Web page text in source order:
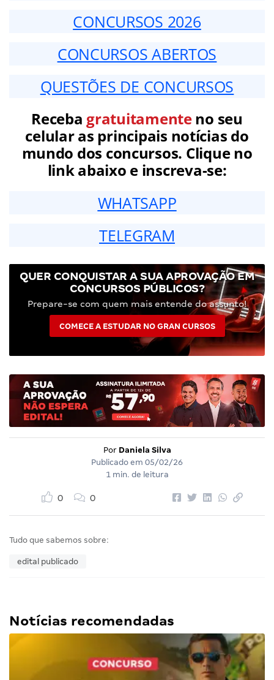
CONCURSOS 2026
CONCURSOS ABERTOS
QUESTÕES DE CONCURSOS
Receba gratuitamenteno seu
celular as principais notícias do
mundo dos concursos. Clique no
link abaixo e inscreva-se:
WHATSAPP
TELEGRAM
QUER CONQUISTAR A SUA APROVAÇÃO EM
CONCURSOS PÚBLICOS?
Prepare-se com quem mais entende do assunto!
COMECE A ESTUDAR NO GRAN CURSOS
Por Daniela Silva
Publicado em 05/02/26
1 min. de leitura
0 0
Tudo que sabemos sobre:
edital publicado
Notícias recomendadas